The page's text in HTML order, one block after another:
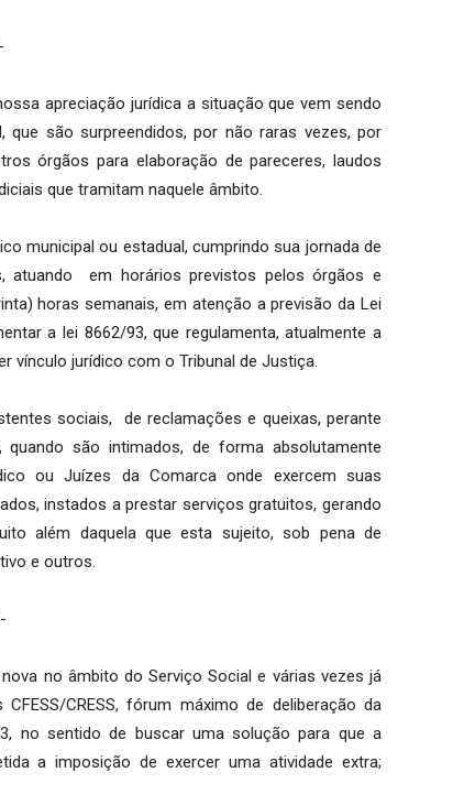
apreciação jurídica a situação que vem sendo
são surpreendidos, por não raras vezes, por
órgãos para elaboração de pareceres, laudos
que tramitam naquele âmbito.
municipal ou estadual, cumprindo sua jornada de
atuando em horários previstos pelos órgãos e
horas semanais, em atenção a previsão da Lei
a lei 8662/93, que regulamenta, atualmente a
vínculo jurídico com o Tribunal de Justiça.
sociais, de reclamações e queixas, perante
quando são intimados, de forma absolutamente
ou Juízes da Comarca onde exercem suas
instados a prestar serviços gratuitos, gerando
além daquela que esta sujeito, sob pena de
e outros.
no âmbito do Serviço Social e várias vezes já
CRESS, fórum máximo de deliberação da
no sentido de buscar uma solução para que a
a imposição de exercer uma atividade extra;